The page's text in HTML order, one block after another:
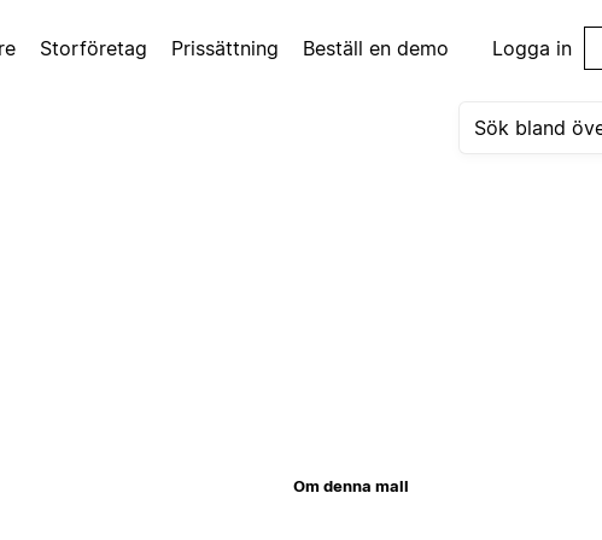
Storföretag Prissättning Beställ en demo Logga in
Om denna mall